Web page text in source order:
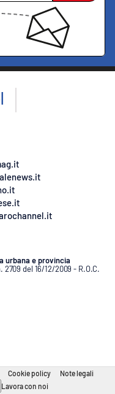
urbana e provincia
del 16/12/2009 - R.O.C.
Cookie policy Note legali
Lavora con noi